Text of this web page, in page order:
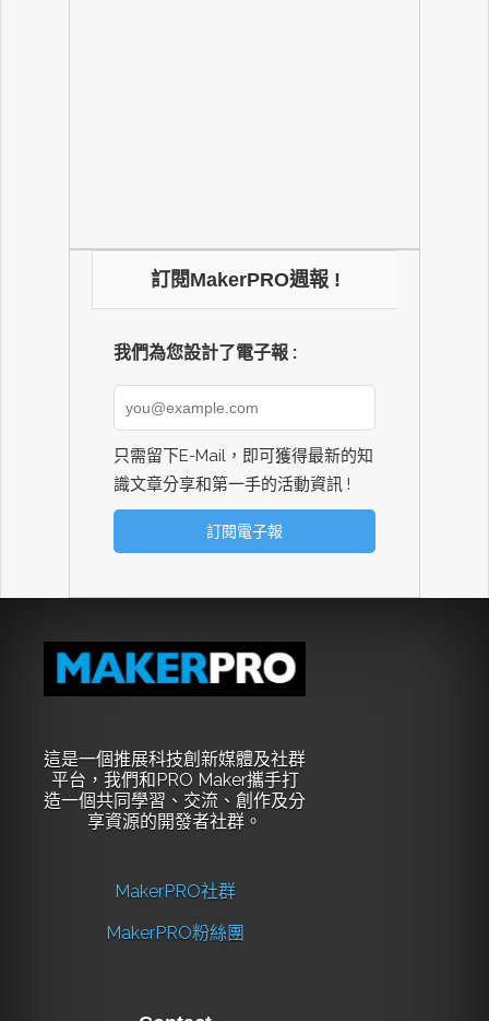
訂閱MakerPRO週報 !
我們為您設計了電子報 :
只需留下E-Mail，即可獲得最新的知
識文章分享和第一手的活動資訊 !
這是一個推展科技創新媒體及社群
平台，我們和PRO Maker攜手打
造一個共同學習、交流、創作及分
享資源的開發者社群。
MakerPRO社群
MakerPRO粉絲團